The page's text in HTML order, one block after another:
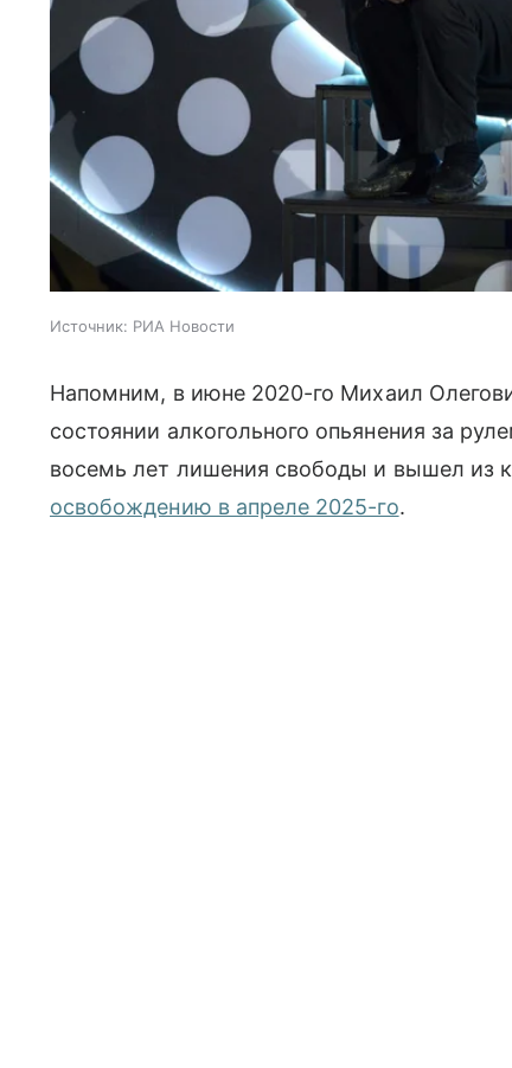
Источник: РИА Новости
Напомним, в июне 2020-го Михаил
состоянии алкогольного опьянения за
восемь лет лишения свободы и вышел из
освобождению в апреле 2025-го.